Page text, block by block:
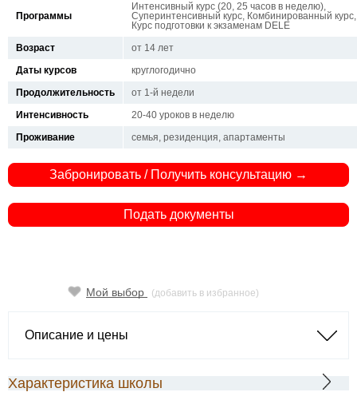
Программы
Интенсивный курс (20, 25 часов в неделю),
Суперинтенсивный курс, Комбинированный курс,
Курс подготовки к экзаменам DELE
Возраст
от 14 лет
Даты курсов
круглогодично
Продолжительность
от 1-й недели
Интенсивность
20-40 уроков в неделю
Проживание
семья, резиденция, апартаменты
Забронировать / Получить консультацию →
Подать документы
Мой выбор (добавить в избранное)
Описание и цены
Характеристика школы